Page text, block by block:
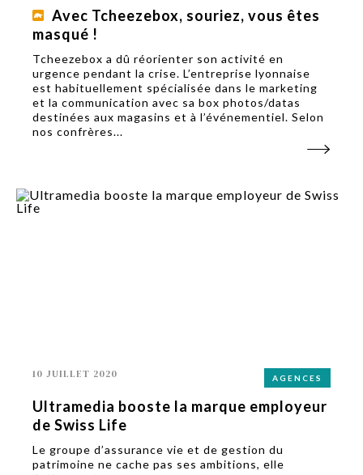
Avec Tcheezebox, souriez, vous êtes
masqué !
Tcheezebox a dû réorienter son activité en
urgence pendant la crise. L’entreprise lyonnaise
est habituellement spécialisée dans le marketing
et la communication avec sa box photos/datas
destinées aux magasins et à l’événementiel. Selon
nos confrères...
AGENCES
10 JUILLET 2020
Ultramedia booste la marque employeur
de Swiss Life
Le groupe d’assurance vie et de gestion du
patrimoine ne cache pas ses ambitions, elle